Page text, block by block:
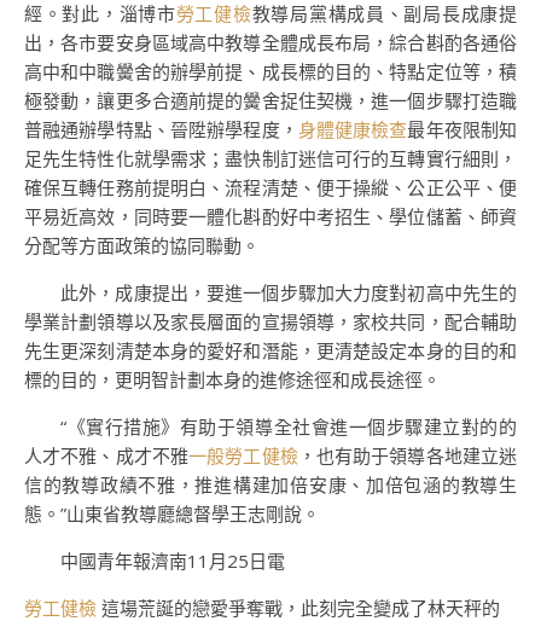
經。對此，淄博市勞工健檢教導局黨構成員、副局長成康提
出，各市要安身區域高中教導全體成長布局，綜合斟酌各通俗
高中和中職黌舍的辦學前提、成長標的目的、特點定位等，積
極發動，讓更多合適前提的黌舍捉住契機，進一個步驟打造職
普融通辦學特點、晉陞辦學程度， 身體健康檢查最年夜限制知
足先生特性化就學需求；盡快制訂迷信可行的互轉實行細則，
確保互轉任務前提明白、流程清楚、便于操縱、公正公平、便
平易近高效，同時要一體化斟酌好中考招生、學位儲蓄、師資
分配等方面政策的協同聯動。
此外，成康提出，要進一個步驟加大力度對初高中先生的
學業計劃領導以及家長層面的宣揚領導，家校共同，配合輔助
先生更深刻清楚本身的愛好和潛能，更清楚設定本身的目的和
標的目的，更明智計劃本身的進修途徑和成長途徑。
“《實行措施》有助于領導全社會進一個步驟建立對的的
人才不雅、成才不雅一般勞工健檢，也有助于領導各地建立迷
信的教導政績不雅，推進構建加倍安康、加倍包涵的教導生
態。”山東省教導廳總督學王志剛說。
中國青年報濟南11月25日電
勞工健檢 這場荒誕的戀愛爭奪戰，此刻完全變成了林天秤的